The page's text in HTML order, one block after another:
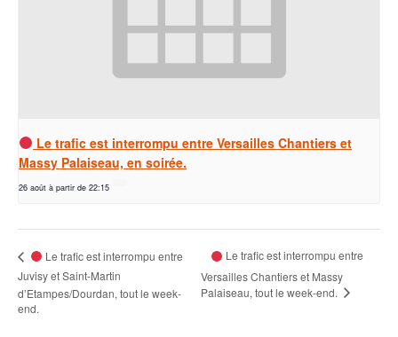
Le trafic est interrompu entre Versailles Chantiers et
Massy Palaiseau, en soirée.
26 août à partir de 22:15
Le trafic est interrompu entre
Juvisy et Saint-Martin
d’Etampes/Dourdan, tout le week-
end.
Le trafic est interrompu entre
Versailles Chantiers et Massy
Palaiseau, tout le week-end.